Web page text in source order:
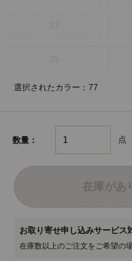
選択されたカラー：77
数量： 点
在庫があ
お取り寄せ申し込みサービ
在庫数以上のご注文をご希望の